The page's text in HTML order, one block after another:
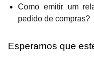
Como emitir um
pedido de compras?
Esperamos que